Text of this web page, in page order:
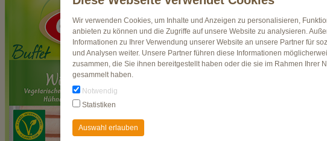
Zutaten:
Trinkwasser, Rapsöl
Verdickungsmittel:
Gewürzextrakte,
Rettichkonzentrat, rot;
Säureregulatoren:
Kann Spuren von
Wir verwenden Cookies, um Inhalte und Anzeigen zu personalisieren,
anbieten zu können und die Zugriffe auf unsere Website zu analysieren.
Informationen zu Ihrer Verwendung unserer Website an unsere Partner für
und Analysen weiter. Unsere Partner führen diese Informationen
zusammen, die Sie ihnen bereitgestellt haben oder die sie im Rahmen Ihrer
gesammelt haben.
Notwendig
Statistiken
Auswahl erlauben